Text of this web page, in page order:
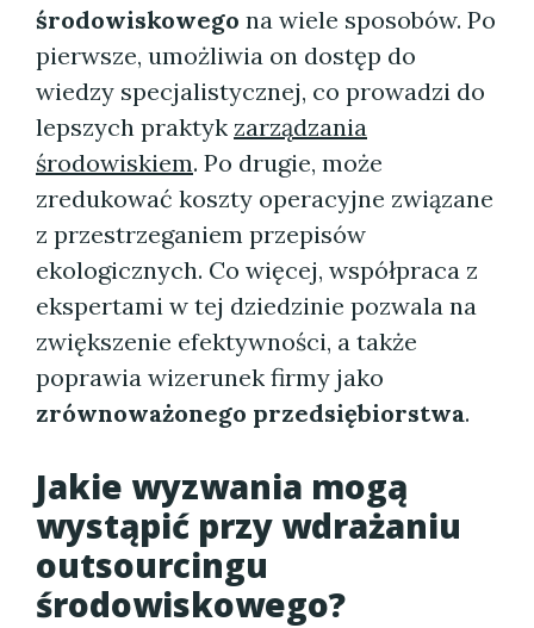
środowiskowego na wiele sposobów. Po
pierwsze, umożliwia on dostęp do
wiedzy specjalistycznej, co prowadzi do
lepszych praktyk zarządzania
środowiskiem. Po drugie, może
zredukować koszty operacyjne związane
z przestrzeganiem przepisów
ekologicznych. Co więcej, współpraca z
ekspertami w tej dziedzinie pozwala na
zwiększenie efektywności, a także
poprawia wizerunek firmy jako
zrównoważonego przedsiębiorstwa.
Jakie wyzwania mogą
wystąpić przy wdrażaniu
outsourcingu
środowiskowego?